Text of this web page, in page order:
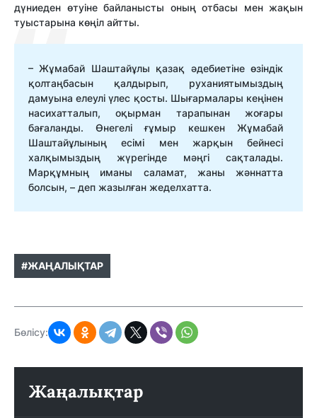
дүниеден өтуіне байланысты оның отбасы мен жақын
туыстарына көңіл айтты.
– Жұмабай Шаштайұлы қазақ әдебиетіне өзіндік
қолтаңбасын қалдырып, руханиятымыздың
дамуына елеулі үлес қосты. Шығармалары кеңінен
насихатталып, оқырман тарапынан жоғары
бағаланды. Өнегелі ғұмыр кешкен Жұмабай
Шаштайұлының есімі мен жарқын бейнесі
халқымыздың жүрегінде мәңгі сақталады.
Марқұмның иманы саламат, жаны жәннатта
болсын, – деп жазылған жеделхатта.
#ЖАҢАЛЫҚТАР
Бөлісу:
Жаңалықтар